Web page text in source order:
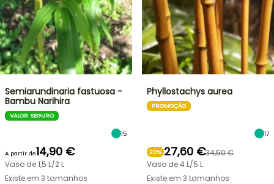
Semiarundinaria fastuosa -
Bambu Narihira
VALOR SEGURO
15
A partir de14,90 €
Vaso de 1,5 L/2 L
Existe em 3 tamanhos
Phyllostachys aurea
PROMOÇÃO
17
20% 27,60 €34,50 €
Vaso de 4 L/5 L
Existe em 3 tamanhos